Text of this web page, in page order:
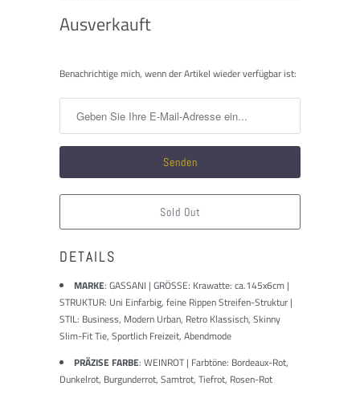
Ausverkauft
Benachrichtigen
wenn
verfügbar
ist:
Benachrichtige mich, wenn der Artikel wieder verfügbar ist:
Sold Out
DETAILS
MARKE: GASSANI | GRÖSSE: Krawatte: ca.145x6cm |
STRUKTUR: Uni Einfarbig, feine Rippen Streifen-Struktur |
STIL: Business, Modern Urban, Retro Klassisch, Skinny
Slim-Fit Tie, Sportlich Freizeit, Abendmode
PRÄZISE FARBE: WEINROT | Farbtöne: Bordeaux-Rot,
Dunkelrot, Burgunderrot, Samtrot, Tiefrot, Rosen-Rot